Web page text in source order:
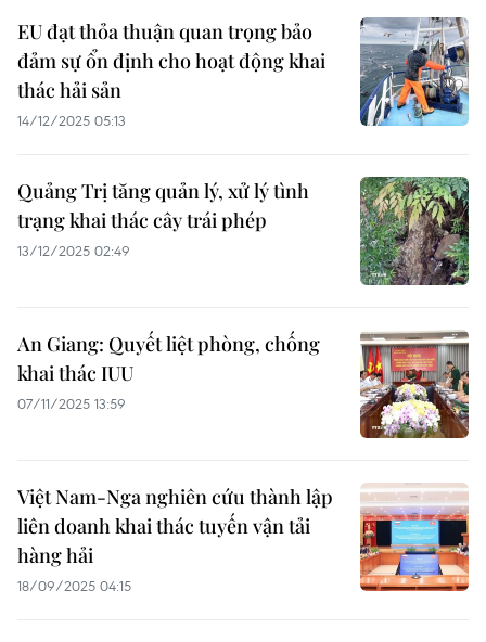
EU đạt thỏa thuận quan trọng bảo
đảm sự ổn định cho hoạt động khai
thác hải sản
14/12/2025 05:13
Quảng Trị tăng quản lý, xử lý tình
trạng khai thác cây trái phép
13/12/2025 02:49
An Giang: Quyết liệt phòng, chống
khai thác IUU
07/11/2025 13:59
Việt Nam-Nga nghiên cứu thành lập
liên doanh khai thác tuyến vận tải
hàng hải
18/09/2025 04:15